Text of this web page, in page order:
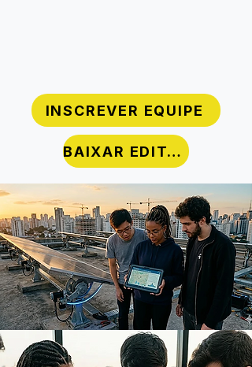
INSCREVER EQUIPE
BAIXAR EDITAL